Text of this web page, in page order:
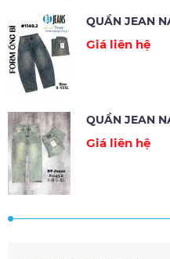
QUẦN JEAN
Giá liên hệ
QUẦN JEAN
Giá liên hệ